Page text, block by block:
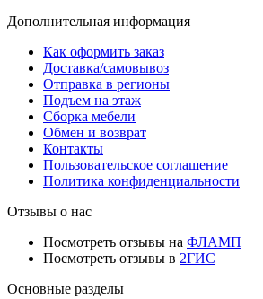
Дополнительная информация
Как оформить заказ
Доставка/самовывоз
Отправка в регионы
Подъем на этаж
Сборка мебели
Обмен и возврат
Контакты
Пользовательское соглашение
Политика конфиденциальности
Отзывы о нас
Посмотреть отзывы на ФЛАМП
Посмотреть отзывы в 2ГИС
Основные разделы